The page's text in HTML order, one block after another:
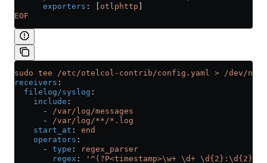
      exporters
: [ otlphttp
EOF
sudo tee /etc/otelcol-contrib/config.yaml > /dev/null
receivers :
  filelog/syslog
:
    include
:
      -
/var/log/messages
      -
/var/log/**/*.log
    start_at
: end
    operators
:
      -
type :
regex_parser
        regex
:
'^(?P<timestamp>\w+ \d+